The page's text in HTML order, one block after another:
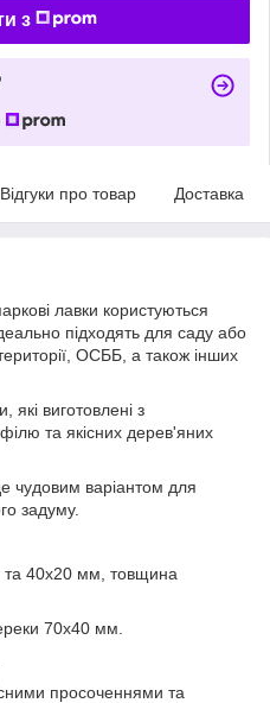
з
Відгуки про товар Доставка
лавки користуються
підходять для саду або
ОСББ, а також інших
виготовлені з
та якісних дерев'яних
чудовим варіантом для
задуму.
40х20 мм, товщина
70х40 мм.
просоченнями та